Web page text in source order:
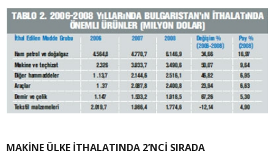
MAKİNE ÜLKE İTHALATINDA 2’NCİ SIRADA